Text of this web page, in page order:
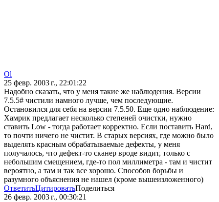
Ol
25 февр. 2003 г., 22:01:22
Надобно сказать, что у меня такие же наблюдения. Версии
7.5.5# чистили намного лучше, чем последующие.
Остановился для себя на версии 7.5.50. Еще одно наблюдение:
Хамрик предлагает несколько степеней очистки, нужно
ставить Low - тогда работает корректно. Если поставить Hard,
то почти ничего не чистит. В старых версиях, где можно было
выделять красным обрабатываемые дефекты, у меня
получалось, что дефект-то сканер вроде видит, только с
небольшим смещением, где-то пол миллиметра - там и чистит
вероятно, а там и так все хорошо. Способов борьбы и
разумного объяснения не нашел (кроме вышеизложенного)
ОтветитьЦитироватьПоделиться
26 февр. 2003 г., 00:30:21